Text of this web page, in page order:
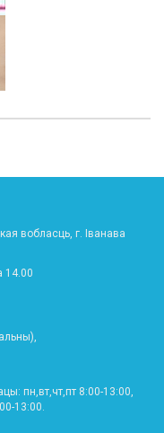
вобласць, г. Іванава
14.00
пн,вт,чт,пт 8:00-13:00,
13:00.